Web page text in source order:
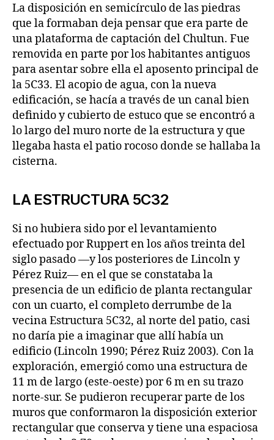
La disposición en semicírculo de las piedras
que la formaban deja pensar que era parte de
una plataforma de captación del Chultun. Fue
removida en parte por los habitantes antiguos
para asentar sobre ella el aposento principal de
la 5C33. El acopio de agua, con la nueva
edificación, se hacía a través de un canal bien
definido y cubierto de estuco que se encontró a
lo largo del muro norte de la estructura y que
llegaba hasta el patio rocoso donde se hallaba la
cisterna.
LA ESTRUCTURA 5C32
Si no hubiera sido por el levantamiento
efectuado por Ruppert en los años treinta del
siglo pasado —y los posteriores de Lincoln y
Pérez Ruiz— en el que se constataba la
presencia de un edificio de planta rectangular
con un cuarto, el completo derrumbe de la
vecina Estructura 5C32, al norte del patio, casi
no daría pie a imaginar que allí había un
edificio (Lincoln 1990; Pérez Ruiz 2003). Con la
exploración, emergió como una estructura de
11 m de largo (este-oeste) por 6 m en su trazo
norte-sur. Se pudieron recuperar parte de los
muros que conformaron la disposición exterior
rectangular que conserva y tiene una espaciosa